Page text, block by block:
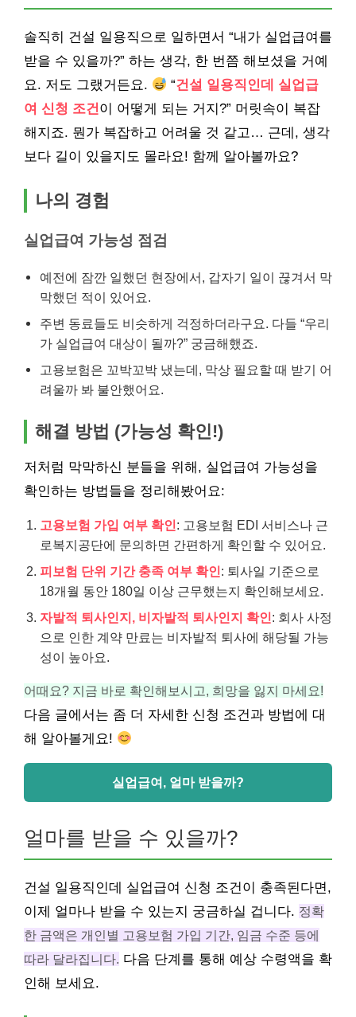
솔직히 건설 일용직으로 일하면서 “내가 실업급여를
받을 수 있을까?” 하는 생각, 한 번쯤 해보셨을 거예
요. 저도 그랬거든요.
“건설 일용직인데 실업급
여 신청 조건이 어떻게 되는 거지?” 머릿속이 복잡
해지죠. 뭔가 복잡하고 어려울 것 같고… 근데, 생각
보다 길이 있을지도 몰라요! 함께 알아볼까요?
나의 경험
실업급여 가능성 점검
예전에 잠깐 일했던 현장에서, 갑자기 일이 끊겨서 막
막했던 적이 있어요.
주변 동료들도 비슷하게 걱정하더라구요. 다들 “우리
가 실업급여 대상이 될까?” 궁금해했죠.
고용보험은 꼬박꼬박 냈는데, 막상 필요할 때 받기 어
려울까 봐 불안했어요.
해결 방법 (가능성 확인!)
저처럼 막막하신 분들을 위해, 실업급여 가능성을
확인하는 방법들을 정리해봤어요:
고용보험 가입 여부 확인: 고용보험 EDI 서비스나 근
로복지공단에 문의하면 간편하게 확인할 수 있어요.
피보험 단위 기간 충족 여부 확인: 퇴사일 기준으로
18개월 동안 180일 이상 근무했는지 확인해보세요.
자발적 퇴사인지, 비자발적 퇴사인지 확인: 회사 사정
으로 인한 계약 만료는 비자발적 퇴사에 해당될 가능
성이 높아요.
어때요? 지금 바로 확인해보시고, 희망을 잃지 마세요!
다음 글에서는 좀 더 자세한 신청 조건과 방법에 대
해 알아볼게요!
실업급여, 얼마 받을까?
얼마를 받을 수 있을까?
건설 일용직인데 실업급여 신청 조건이 충족된다면,
이제 얼마나 받을 수 있는지 궁금하실 겁니다. 정확
한 금액은 개인별 고용보험 가입 기간, 임금 수준 등에
따라 달라집니다. 다음 단계를 통해 예상 수령액을 확
인해 보세요.